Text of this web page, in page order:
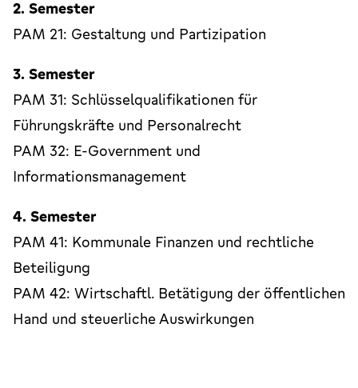
2. Semester
PAM 21: Gestaltung und Partizipation
3. Semester
PAM 31: Schlüsselqualifikationen für
Führungskräfte und Personalrecht
PAM 32: E-Government und
Informationsmanagement
4. Semester
PAM 41: Kommunale Finanzen und rechtliche
Beteiligung
PAM 42: Wirtschaftl. Betätigung der öffentlichen
Hand und steuerliche Auswirkungen